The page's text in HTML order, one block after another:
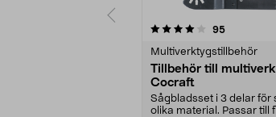
95recensioner
Multiverktygstillbehör
Tillbehör till
Cocraft
Sågbladsset i 3 delar för
olika material. Passar till
5.0 av 5 stjärnor